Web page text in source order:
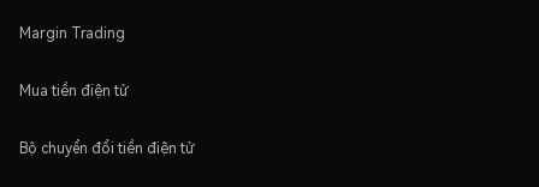
Margin Trading
Mua tiền điện tử
Bộ chuyển đổi tiền điện tử